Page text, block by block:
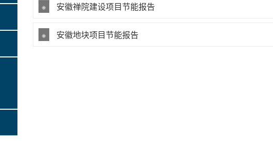
※ 安徽禅院建设项目节能报告
※ 安徽地块项目节能报告